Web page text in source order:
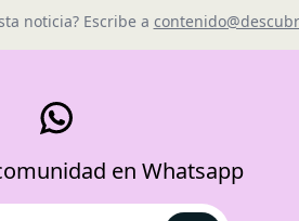
noticia? Escribe a
en Whatsapp